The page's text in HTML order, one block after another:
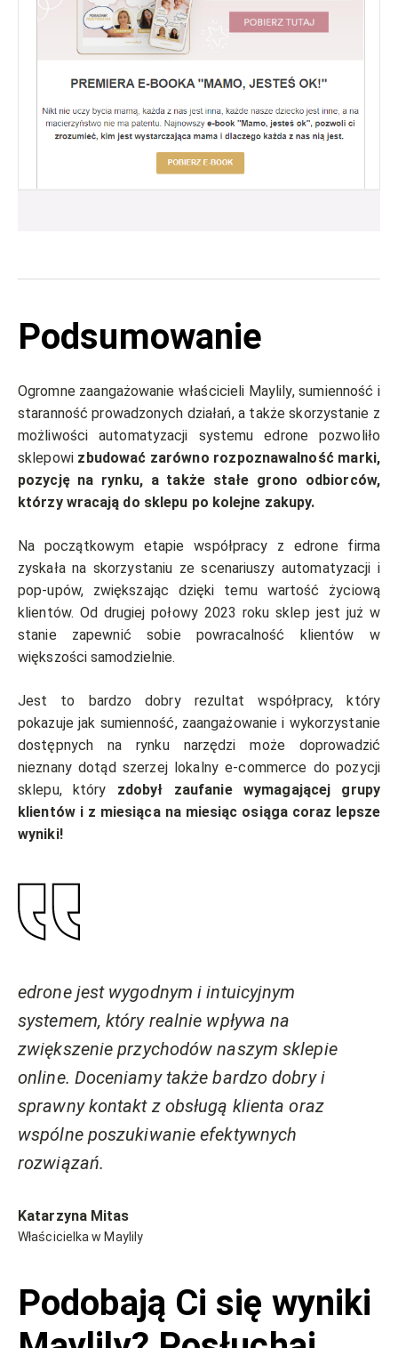
Podsumowanie
Ogromne zaangażowanie właścicieli Maylily, sumienność i
staranność prowadzonych działań, a także skorzystanie z
możliwości automatyzacji systemu edrone pozwoliło
sklepowi zbudować zarówno rozpoznawalność marki,
pozycję na rynku, a także stałe grono odbiorców,
którzy wracają do sklepu po kolejne zakupy.
Na początkowym etapie współpracy z edrone firma
zyskała na skorzystaniu ze scenariuszy automatyzacji i
pop-upów, zwiększając dzięki temu wartość życiową
klientów. Od drugiej połowy 2023 roku sklep jest już w
stanie zapewnić sobie powracalność klientów w
większości samodzielnie.
Jest to bardzo dobry rezultat współpracy, który
pokazuje jak sumienność, zaangażowanie i wykorzystanie
dostępnych na rynku narzędzi może doprowadzić
nieznany dotąd szerzej lokalny e-commerce do pozycji
sklepu, który zdobył zaufanie wymagającej grupy
klientów i z miesiąca na miesiąc osiąga coraz lepsze
wyniki!
edrone jest wygodnym i intuicyjnym
systemem, który realnie wpływa na
zwiększenie przychodów naszym sklepie
online. Doceniamy także bardzo dobry i
sprawny kontakt z obsługą klienta oraz
wspólne poszukiwanie efektywnych
rozwiązań.
Katarzyna Mitas
Właścicielka w Maylily
Podobają Ci się wyniki